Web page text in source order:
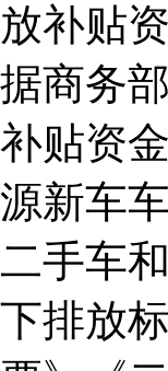
放补贴
据商务
补贴资
源新车
二手车
下排放